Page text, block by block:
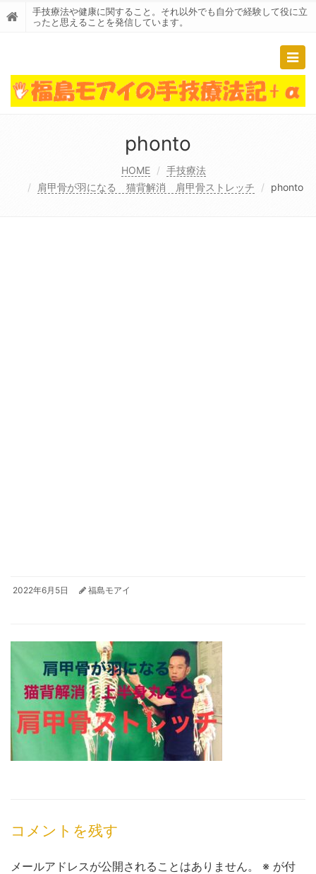
手技療法や健康に関すること。それ以外でも自分で経験して役に立
ったと思えることを発信しています。
phonto
HOME
手技療法
肩甲骨が羽になる 猫背解消 肩甲骨ストレッチ
phonto
2022年6月5日 福島モアイ
コメントを残す
メールアドレスが公開されることはありません。 ※ が付